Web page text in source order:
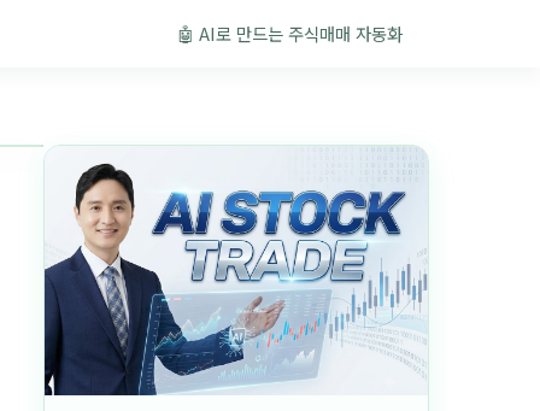
🤖 AI로 만드는 주식매매 자동화